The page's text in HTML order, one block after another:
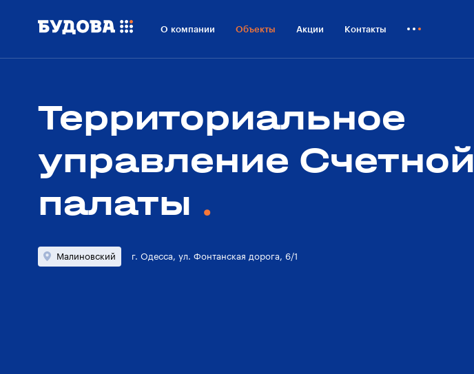
О компании Объекты Акции Контакты
Территориальное
управление Счетной
палаты
Малиновский г. Одесса, ул. Фонтанская дорога, 6/1